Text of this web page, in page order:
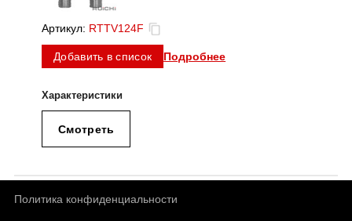
Артикул: RTTV124F
Добавить в список Подробнее
Смотреть
Политика конфиденциальности